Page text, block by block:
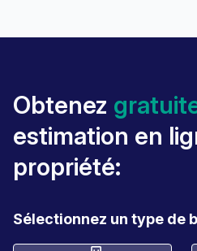
Obtenez
estimation en
propriété:
Sélectionnez un type de